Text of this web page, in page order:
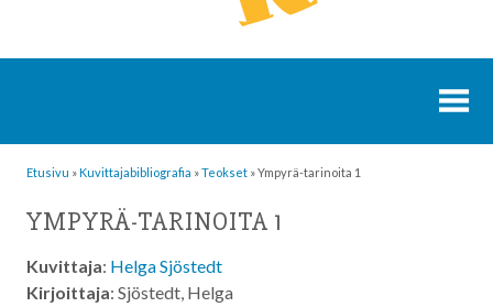
Etusivu »Kuvittaja­bibliografia »Teokset »Ympyrä-tarinoita 1
YMPYRÄ-TARINOITA 1
Kuvittaja: Helga Sjöstedt
Kirjoittaja: Sjöstedt, Helga